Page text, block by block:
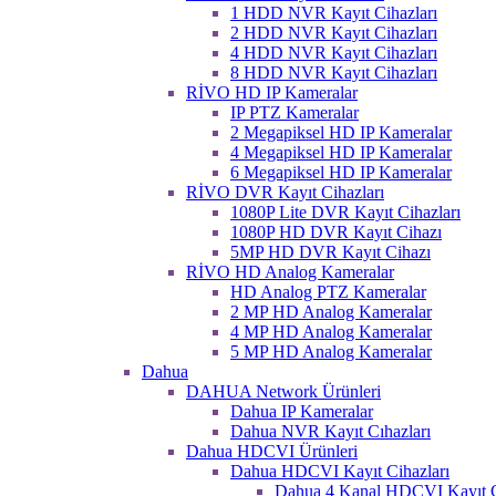
1 HDD NVR Kayıt Cihazları
2 HDD NVR Kayıt Cihazları
4 HDD NVR Kayıt Cihazları
8 HDD NVR Kayıt Cihazları
RİVO HD IP Kameralar
IP PTZ Kameralar
2 Megapiksel HD IP Kameralar
4 Megapiksel HD IP Kameralar
6 Megapiksel HD IP Kameralar
RİVO DVR Kayıt Cihazları
1080P Lite DVR Kayıt Cihazları
1080P HD DVR Kayıt Cihazı
5MP HD DVR Kayıt Cihazı
RİVO HD Analog Kameralar
HD Analog PTZ Kameralar
2 MP HD Analog Kameralar
4 MP HD Analog Kameralar
5 MP HD Analog Kameralar
Dahua
DAHUA Network Ürünleri
Dahua IP Kameralar
Dahua NVR Kayıt Cıhazları
Dahua HDCVI Ürünleri
Dahua HDCVI Kayıt Cihazları
Dahua 4 Kanal HDCVI Kayıt